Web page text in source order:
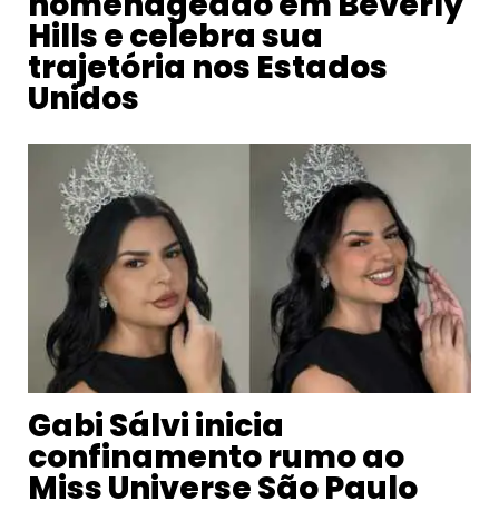
Hills e celebra sua
trajetória nos Estados
Unidos
Gabi Sálvi inicia
confinamento rumo ao
Miss Universe São Paulo